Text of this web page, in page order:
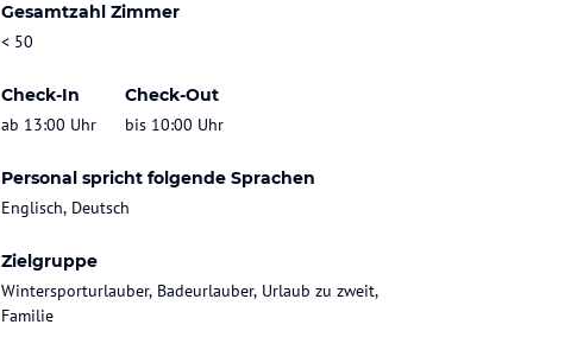
Gesamtzahl Zimmer
< 50
Check-In
ab 13:00 Uhr
Check-Out
bis 10:00 Uhr
Personal spricht folgende Sprachen
Englisch, Deutsch
Zielgruppe
Wintersporturlauber, Badeurlauber, Urlaub zu zweit,
Familie